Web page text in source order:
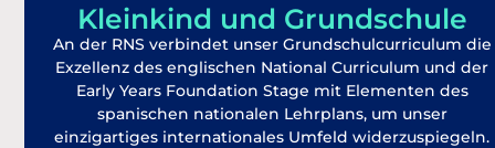
Kleinkind und Grundschule
An der RNS verbindet unser Grundschulcurriculum die
Exzellenz des englischen National Curriculum und der
Early Years Foundation Stage mit Elementen des
spanischen nationalen Lehrplans, um unser
einzigartiges internationales Umfeld widerzuspiegeln.